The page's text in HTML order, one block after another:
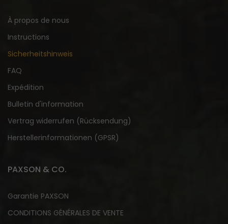
À propos de nous
Instructions
Sicherheitshinweis
FAQ
Expédition
Bulletin d'information
Vertrag widerrufen (Rücksendung)
Herstellerinformationen (GPSR)
PAXSON & CO.
Garantie PAXSON
CONDITIONS GÉNÉRALES DE VENTE